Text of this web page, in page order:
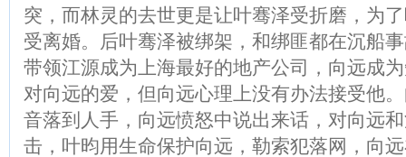
突，而林灵的去世更是让叶骞泽受折磨，为
受离婚。后叶骞泽被绑架，和绑匪都在沉船
带领江源成为上海最好的地产公司，向远成
对向远的爱，但向远心理上没有办法接受他
音落到人手，向远愤怒中说出来话，对向远
击，叶昀用生命保护向远，勒索犯落网，向